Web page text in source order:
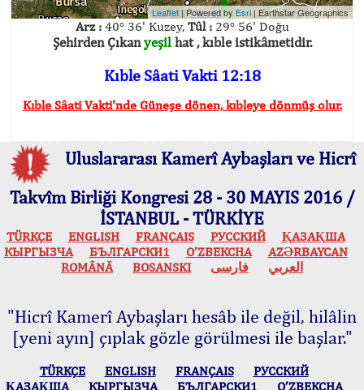
Leaflet | Powered byEsri | Earthstar Geographics
Arz :40° 36' Kuzey, Tûl :29° 56' Doğu
Şehirden Çıkanyeşilhat , kıble istikâmetidir.
Kıble Sâati Vakti 12:18
Kıble Sâati Vakti'nde Güneşe dönen, kıbleye dönmüş olur.
Uluslararası Kamerî Aybaşları ve Hicrî
Takvîm Birliği Kongresi 28 - 30 MAYIS 2016 /
İSTANBUL - TÜRKİYE
TÜRKÇE ENGLISH FRANÇAIS РУССКИЙ
ҚАЗАҚША
КЫPГЫЗЧA
БЪЛГАРСКИ1 O’ZBEKCHA
AZӘRBAYCAN
ROMÂNĂ
BOSANSKI العربي فارسی
"Hicrî Kamerî Aybaşları hesâb ile değil, hilâlin
[yeni ayın] çıplak gözle görülmesi ile başlar."
TÜRKÇE ENGLISH FRANÇAIS
РУССКИЙ
ҚАЗАҚША
КЫPГЫЗЧA БЪЛГАРСКИ1 O’ZBEKCHA